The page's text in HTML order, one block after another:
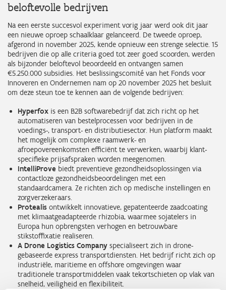
beloftevolle bedrijven
Na een eerste succesvol experiment vorig jaar werd ook dit jaar
een nieuwe oproep schaalklaar gelanceerd. De tweede oproep,
afgerond in november 2025, kende opnieuw een strenge selectie. 15
bedrijven die op alle criteria goed tot zeer goed scoorden, werden
als bijzonder beloftevol beoordeeld en ontvangen samen
€5.250.000 subsidies. Het beslissingscomité van het Fonds voor
Innoveren en Ondernemen nam op 20 november 2025 het besluit
om deze steun toe te kennen aan de volgende bedrijven:
Hyperfox is een B2B softwarebedrijf dat zich richt op het
automatiseren van bestelprocessen voor bedrijven in de
voedings-, transport- en distributiesector. Hun platform maakt
het mogelijk om complexe raamwerk- en
afroepovereenkomsten efficiënt te verwerken, waarbij klant-
specifieke prijsafspraken worden meegenomen.
IntelliProve biedt preventieve gezondheidsoplossingen via
contactloze gezondheidsbeoordelingen met een
standaardcamera. Ze richten zich op medische instellingen en
zorgverzekeraars.
Protealis ontwikkelt innovatieve, gepatenteerde zaadcoating
met klimaatgeadapteerde rhizobia, waarmee sojatelers in
Europa hun opbrengsten verhogen en betrouwbare
stikstoffixatie realiseren.
A Drone Logistics Company specialiseert zich in drone-
gebaseerde express transportdiensten. Het bedrijf richt zich op
industriële, maritieme en offshore omgevingen waar
traditionele transportmiddelen vaak tekortschieten op vlak van
snelheid, veiligheid en flexibiliteit.